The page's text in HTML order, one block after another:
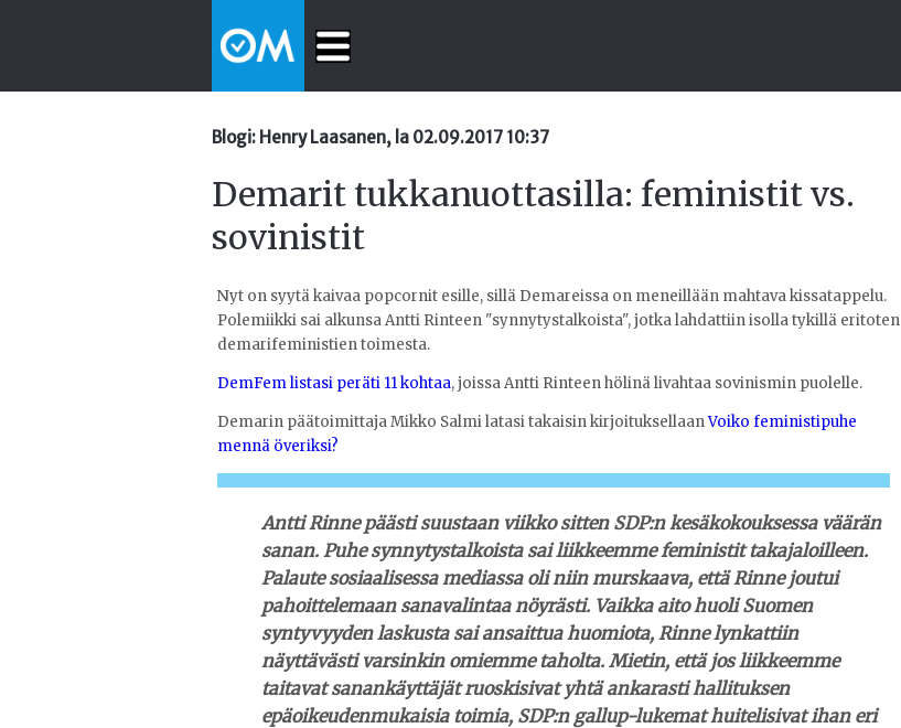
Blogi: Henry Laasanen, la 02.09.2017 10:37
Demarit tukkanuottasilla: feministit vs.
sovinistit
Nyt on syytä kaivaa popcornit esille, sillä Demareissa on meneillään mahtava kissatappelu.
Polemiikki sai alkunsa Antti Rinteen "synnytystalkoista", jotka lahdattiin isolla tykillä eritoten
demarifeministien toimesta.
DemFem listasi peräti 11 kohtaa, joissa Antti Rinteen hölinä livahtaa sovinismin puolelle.
Demarin päätoimittaja Mikko Salmi latasi takaisin kirjoituksellaanVoiko feministipuhe
mennä överiksi?
Antti Rinnepäästi suustaan viikko sitten SDP:n kesäkokouksessa väärän
sanan. Puhe synnytystalkoista sai liikkeemme feministit takajaloilleen.
Palaute sosiaalisessa mediassa oli niin murskaava, että Rinne joutui
pahoittelemaan sanavalintaa nöyrästi. Vaikka aito huoli Suomen
syntyvyyden laskusta sai ansaittua huomiota, Rinne lynkattiin
näyttävästi varsinkin omiemme taholta. Mietin, että jos liikkeemme
taitavat sanankäyttäjät ruoskisivat yhtä ankarasti hallituksen
epäoikeudenmukaisia toimia, SDP:n gallup-lukemat huitelisivat ihan eri